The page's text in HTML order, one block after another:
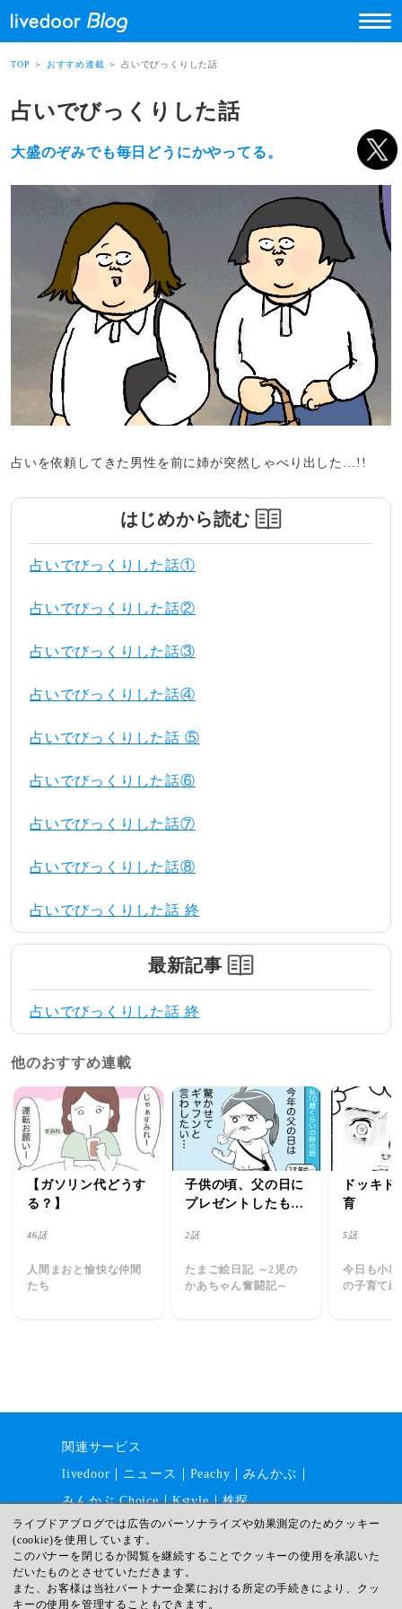
TOP ＞ おすすめ連載 ＞ 占いでびっくりした話
占いでびっくりした話
大盛のぞみでも毎日どうにかやってる。
占いを依頼してきた男性を前に姉が突然しゃべり出した…!!
はじめから読む
占いでびっくりした話①
占いでびっくりした話②
占いでびっくりした話③
占いでびっくりした話④
占いでびっくりした話 ⑤
占いでびっくりした話⑥
占いでびっくりした話⑦
占いでびっくりした話⑧
占いでびっくりした話 終
最新記事
占いでびっくりした話 終
他のおすすめ連載
【ガソリン代どうす
る？】
46話
人間まおと愉快な仲間
たち
子供の頃、父の日に
プレゼントしたもの
2話
たまご絵日記 ～2児の
かあちゃん奮闘記～
ドッキド
育
5話
今日も小
の子育て
関連サービス
livedoor
ニュース Peachy
みんかぶ
みんかぶ Choice
Kstyle 株探
運営会社 採用情報
利用規約
ガイドライン
サイトマップ
ライブドアブログでは広告のパーソナライズや効果測定のためクッキー
(cookie)を使用しています。
このバナーを閉じるか閲覧を継続することでクッキーの使用を承認いた
だいたものとさせていただきます。
また、お客様は当社パートナー企業における所定の手続きにより、クッ
キーの使用を管理することもできます。